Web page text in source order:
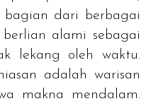
bagian dari berbagai
alami sebagai
lekang oleh waktu.
adalah warisan
makna mendalam.